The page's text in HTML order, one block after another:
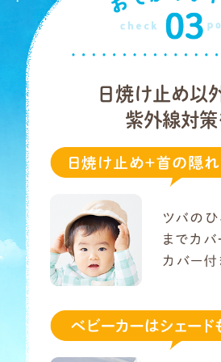
日焼け止め以
紫外線対策